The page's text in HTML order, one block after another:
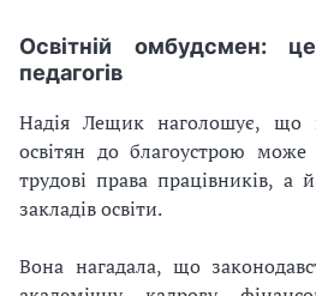
Освітній омбудсмен:
педагогів
Надія Лещик наголошує, що
освітян до благоустрою
трудові права працівників, а
закладів освіти.
Вона нагадала, що